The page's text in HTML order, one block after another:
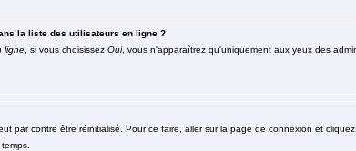
la liste des utilisateurs en ligne ?
ligne, si vous choisissez Oui, vous n'apparaîtrez qu'uniquement aux yeux des
par contre être réinitialisé. Pour ce faire, aller sur la page de connexion et